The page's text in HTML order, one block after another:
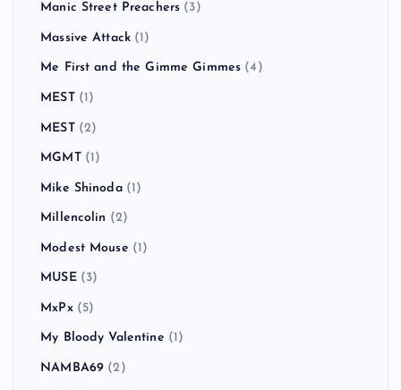
Manic Street Preachers (3)
Massive Attack (1)
Me First and the Gimme Gimmes (4)
MEST(1)
MEST(2)
MGMT(1)
Mike Shinoda(1)
Millencolin (2)
Modest Mouse (1)
MUSE(3)
MxPx(5)
My Bloody Valentine (1)
NAMBA69 (2)